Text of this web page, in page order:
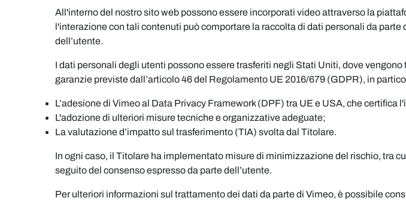
All'interno del nostro sito web possono essere incorporati video attraverso la
l'interazione con tali contenuti può comportare la raccolta di dati personali da
dell’utente.
I dati personali degli utenti possono essere trasferiti negli Stati Uniti, dove
garanzie previste dall’articolo 46 del Regolamento UE 2016/679 (GDPR), in
L’adesione di Vimeo al Data Privacy Framework (DPF) tra UE e USA, che
L'adozione di ulteriori misure tecniche e organizzative adeguate;
La valutazione d’impatto sul trasferimento (TIA) svolta dal Titolare.
In ogni caso, il Titolare ha implementato misure di minimizzazione del rischio, tra
seguito del consenso espresso da parte dell’utente.
Per ulteriori informazioni sul trattamento dei dati da parte di Vimeo, è possibile